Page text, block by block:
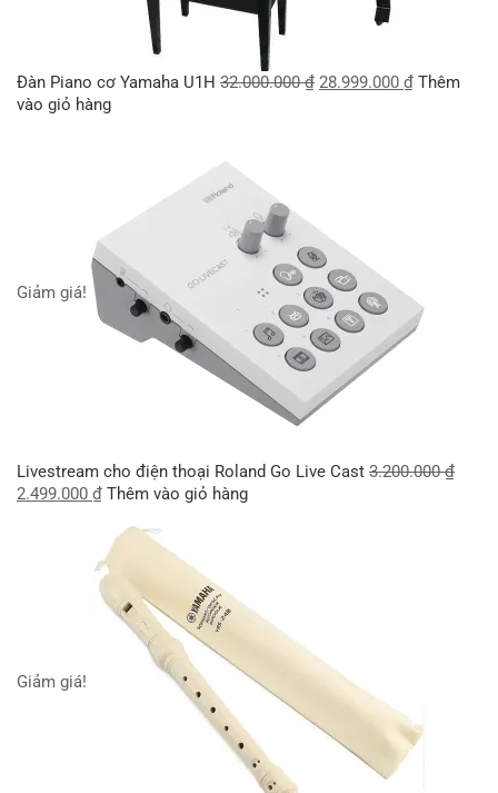
Đàn Piano cơ Yamaha U1H 32.000.000₫ 28.999.000 ₫ Thêm
vào giỏ hàng
Giảm giá!
Livestream cho điện thoại Roland Go Live Cast 3.200.000₫
2.499.000 ₫ Thêm vào giỏ hàng
Giảm giá!